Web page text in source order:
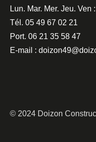
Lun. Mar. Mer. Jeu.
Tél. 05 49 67 02 21
Port. 06 21 35 58 47
E-mail :
© 2024 Doizon